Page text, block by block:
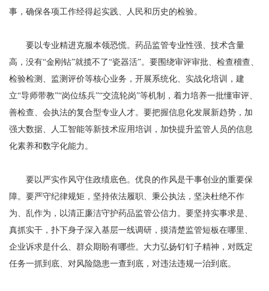
事，确保各项工作经得起实践、人民和历史的检验。
要以专业精进克服本领恐慌。药品监管专业性强、技术含量
高，没有“金刚钻”就揽不了“瓷器活”。要围绕审评审批、检查稽查、
检验检测、监测评价等核心业务，开展系统化、实战化培训，建
立“导师带教”“岗位练兵”“交流轮岗”等机制，着力培养一批懂审评、
善检查、会执法的复合型专业人才。要把握信息化发展新趋势，加
强大数据、人工智能等新技术应用培训，加快提升监管人员的信息
化素养和数字化能力。
要以严实作风守住政绩底色。优良的作风是干事创业的重要保
障。要严守纪律规矩，坚持依法履职、秉公执法，坚决杜绝不作
为、乱作为，以清正廉洁守护药品监管公信力。要坚持实事求是、
真抓实干，扑下身子深入基层一线调研，摸清楚监管短板在哪里、
企业诉求是什么、群众期盼有哪些。大力弘扬钉钉子精神，对既定
任务一抓到底、对风险隐患一查到底，对违法违规一治到底。